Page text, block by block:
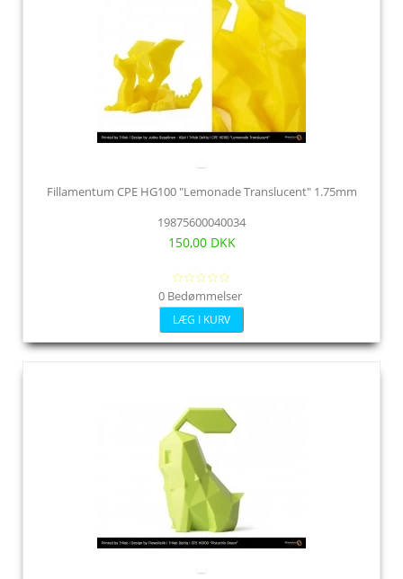
Fillamentum CPE HG100 "Lemonade Translucent" 1.75mm
19875600040034
150,00 DKK
0 Bedømmelser
LÆG I KURV